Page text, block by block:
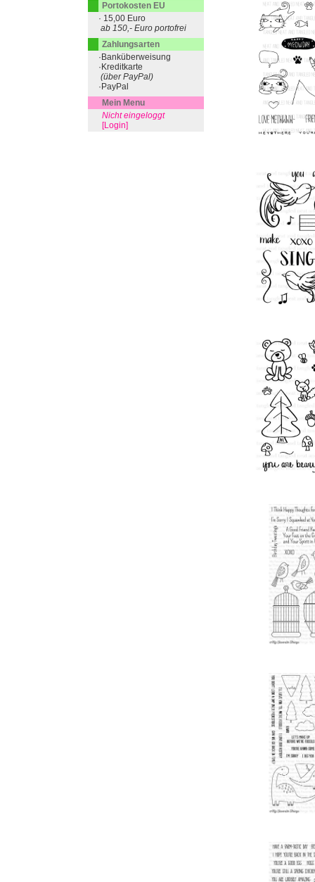
Portokosten EU
· 15,00 Euro
ab 150,- Euro portofrei
Zahlungsarten
·Banküberweisung
·Kreditkarte
(über PayPal)
·PayPal
Mein Menu
Nicht eingeloggt
[Login]